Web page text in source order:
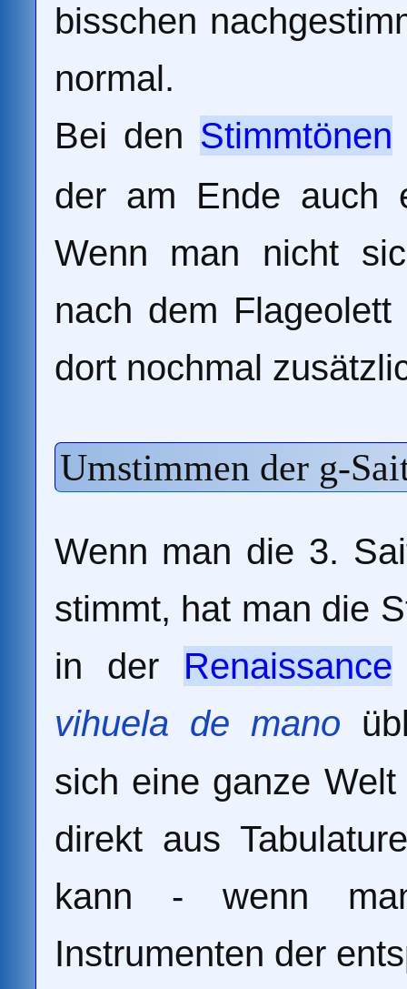
bisschen
normal.
Bei den Stimmtönen
der am Ende auch
Wenn man nicht
nach dem
dort nochmal
Umstimmen der g-
Wenn man die 3.
stimmt, hat man die
in der Renaissance
vihuela de mano
sich eine ganze
direkt aus
kann - wenn
Instrumenten der